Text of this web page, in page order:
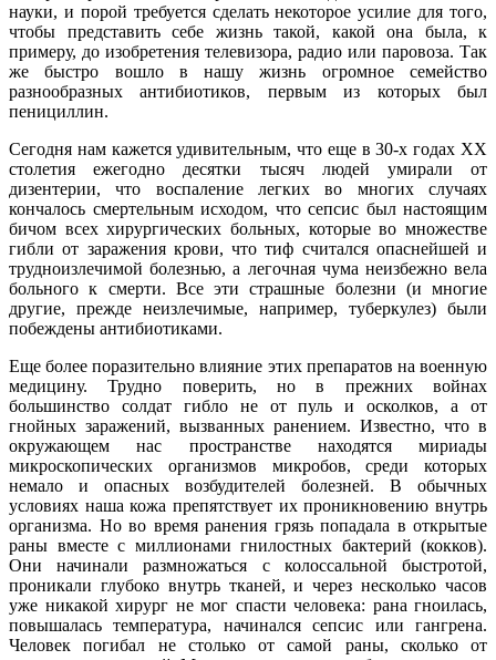
науки, и порой требуется сделать некоторое усилие для того,
чтобы представить себе жизнь такой, какой она была, к
примеру, до изобретения телевизора, радио или паровоза. Так
же быстро вошло в нашу жизнь огромное семейство
разнообразных антибиотиков, первым из которых был
пенициллин.
Сегодня нам кажется удивительным, что еще в 30-х годах XX
столетия ежегодно десятки тысяч людей умирали от
дизентерии, что воспаление легких во многих случаях
кончалось смертельным исходом, что сепсис был настоящим
бичом всех хирургических больных, которые во множестве
гибли от заражения крови, что тиф считался опаснейшей и
трудноизлечимой болезнью, а легочная чума неизбежно вела
больного к смерти. Все эти страшные болезни (и многие
другие, прежде неизлечимые, например, туберкулез) были
побеждены антибиотиками.
Еще более поразительно влияние этих препаратов на военную
медицину. Трудно поверить, но в прежних войнах
большинство солдат гибло не от пуль и осколков, а от
гнойных заражений, вызванных ранением. Известно, что в
окружающем нас пространстве находятся мириады
микроскопических организмов микробов, среди которых
немало и опасных возбудителей болезней. В обычных
условиях наша кожа препятствует их проникновению внутрь
организма. Но во время ранения грязь попадала в открытые
раны вместе с миллионами гнилостных бактерий (кокков).
Они начинали размножаться с колоссальной быстротой,
проникали глубоко внутрь тканей, и через несколько часов
уже никакой хирург не мог спасти человека: рана гноилась,
повышалась температура, начинался сепсис или гангрена.
Человек погибал не столько от самой раны, сколько от